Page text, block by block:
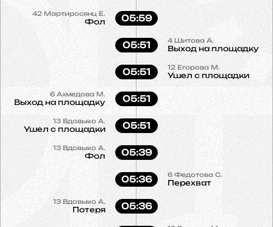
42 Мартиросянц Е.
Фол 05:59
4 Шитова А.
Выход на площадку
05:51
12 Егорова М.
Ушел с площадки
05:51
6 Ахмедова М.
Выход на площадку 05:51
13 Вдовыко А.
Ушел с площадки 05:51
13 Вдовыко А.
Фол 05:39
6 Федотова С.
Перехват
05:36
13 Вдовыко А.
Потеря 05:36